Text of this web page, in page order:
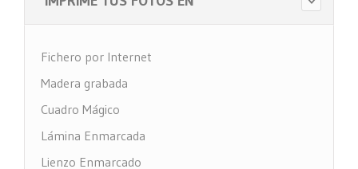
Fichero por Internet
Madera grabada
Cuadro Mágico
Lámina Enmarcada
Lienzo Enmarcado